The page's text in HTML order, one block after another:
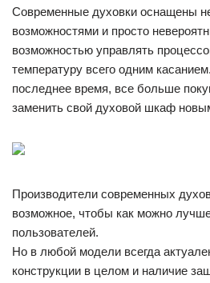
Современные духовки оснащены
возможностями и просто
возможностью управлять
температуру всего одним
последнее время, все больше
заменить свой духовой шкаф
Производители современных
возможное, чтобы как можно
пользователей.
Но в любой модели всегда
конструкции в целом и наличие